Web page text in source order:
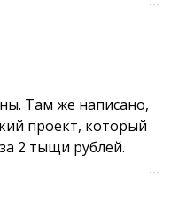
···
Там же написано,
проект, который
2 тыщи рублей.
···